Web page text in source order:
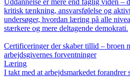
kritisk tænkning, ansvarsfølelse og
undersøger, hvordan læring på alle
stærkere og mere deltagende demokrati.
Certificeringer der skaber tillid – broen
arbejdsgivernes forventninger
Læring
I takt med at arbejdsmarkedet